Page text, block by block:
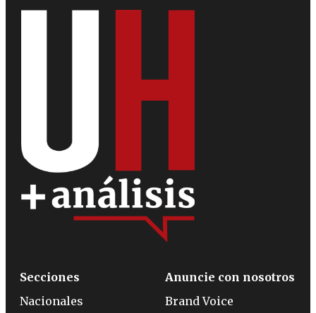
Secciones
Nacionales
Anuncie con nosotros
Brand Voice